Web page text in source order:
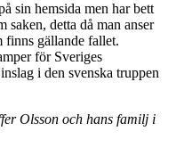
sin hemsida men har bett
saken, detta då man anser
finns gällande fallet.
för Sveriges
i den svenska truppen
Olsson och hans familj i